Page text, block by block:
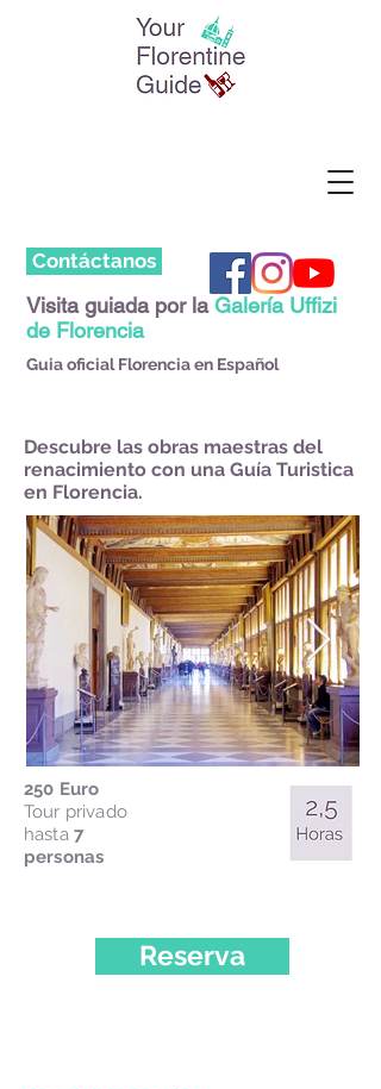
Contáctanos
Visita guiada por la Galería Uffizi
de Florencia
Guia oficial Florencia en Español
Descubre las obras maestras del
renacimiento con una Guía Turistica
en Florencia.
250 Euro
Tour privado
hasta 7
personas
Reserva